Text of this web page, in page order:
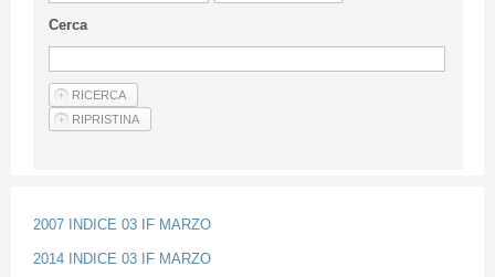
Privacy & Policy
Articles
Cerca
2007 INDICE 03 IF MARZO
2014 INDICE 03 IF MARZO